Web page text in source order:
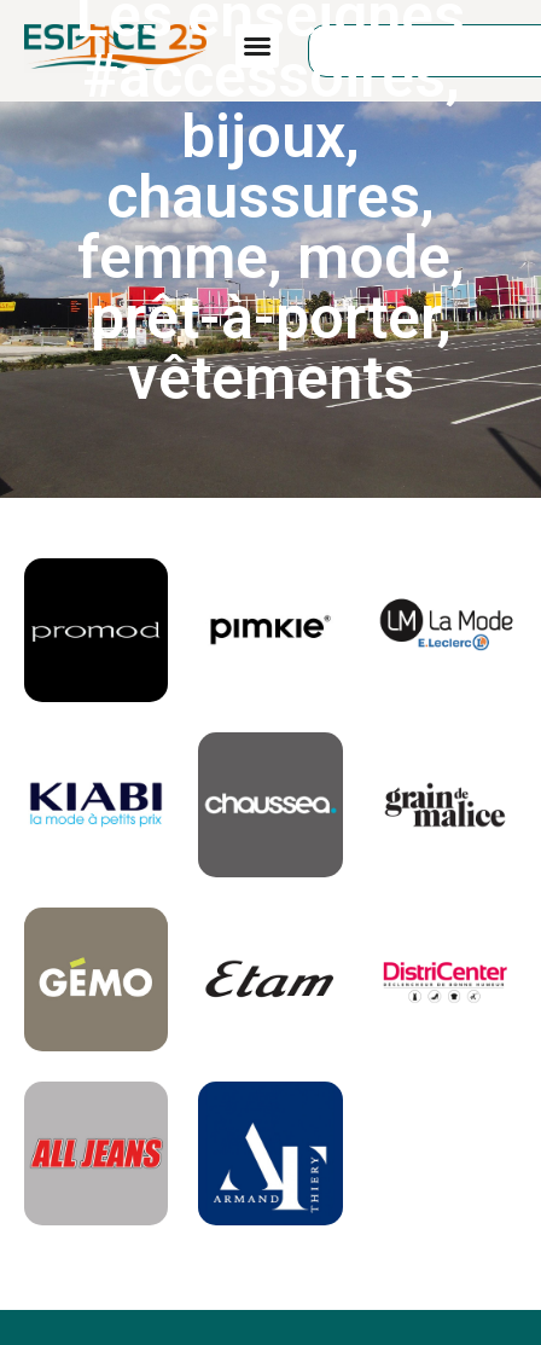
Les enseignes
#accessoires,
bijoux,
chaussures,
femme,mode,
prêt-à-porter,
vêtements